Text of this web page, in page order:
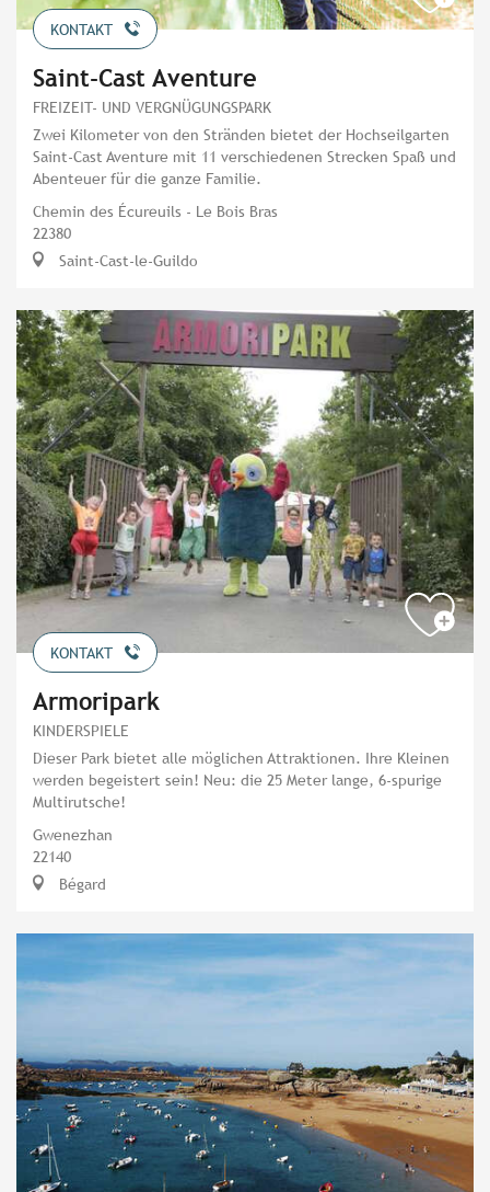
KONTAKT
Saint-Cast Aventure
FREIZEIT- UND VERGNÜGUNGSPARK
Zwei Kilometer von den Stränden bietet der Hochseilgarten
Saint-Cast Aventure mit 11 verschiedenen Strecken Spaß und
Abenteuer für die ganze Familie.
Chemin des Écureuils - Le Bois Bras
22380
Saint-Cast-le-Guildo
KONTAKT
Armoripark
KINDERSPIELE
Dieser Park bietet alle möglichen Attraktionen. Ihre Kleinen
werden begeistert sein! Neu: die 25 Meter lange, 6-spurige
Multirutsche!
Gwenezhan
22140
Bégard